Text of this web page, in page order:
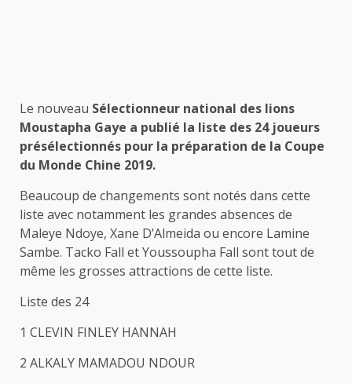
Le nouveau Sélectionneur national des lions
Moustapha Gaye a publié la liste des 24 joueurs
présélectionnés pour la préparation de la Coupe
du Monde Chine 2019.
Beaucoup de changements sont notés dans cette
liste avec notamment les grandes absences de
Maleye Ndoye, Xane D’Almeida ou encore Lamine
Sambe. Tacko Fall et Youssoupha Fall sont tout de
même les grosses attractions de cette liste.
Liste des 24
1 CLEVIN FINLEY HANNAH
2 ALKALY MAMADOU NDOUR